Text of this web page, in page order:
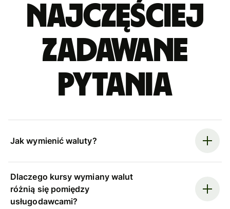
Najczęściej
zadawane
pytania
Jak wymienić waluty?
Dlaczego kursy wymiany walut
różnią się pomiędzy
usługodawcami?